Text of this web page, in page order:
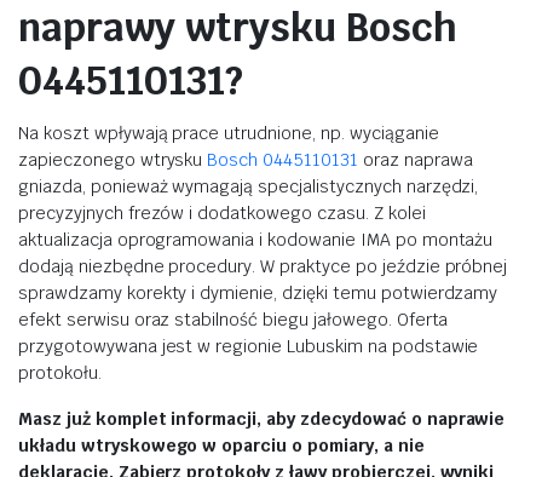
naprawy wtrysku Bosch
0445110131?
Na koszt wpływają prace utrudnione, np. wyciąganie
zapieczonego wtrysku Bosch 0445110131 oraz naprawa
gniazda, ponieważ wymagają specjalistycznych narzędzi,
precyzyjnych frezów i dodatkowego czasu. Z kolei
aktualizacja oprogramowania i kodowanie IMA po montażu
dodają niezbędne procedury. W praktyce po jeździe próbnej
sprawdzamy korekty i dymienie, dzięki temu potwierdzamy
efekt serwisu oraz stabilność biegu jałowego. Oferta
przygotowywana jest w regionie Lubuskim na podstawie
protokołu.
Masz już komplet informacji, aby zdecydować o naprawie
układu wtryskowego w oparciu o pomiary, a nie
deklaracje. Zabierz protokoły z ławy probierczej, wyniki